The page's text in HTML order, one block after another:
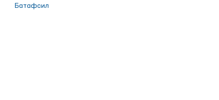
сақлаш, электр энергия, газ, суд-ҳуқуқ, хуллас
Батафсил